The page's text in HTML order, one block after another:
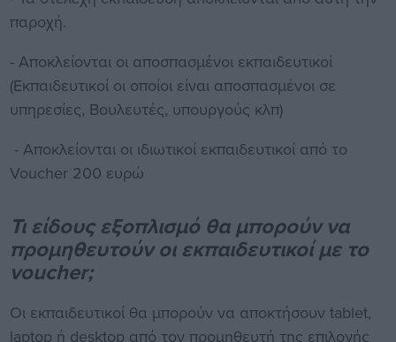
παροχή.
- Αποκλείονται οι αποσπασμένοι εκπαιδευτικοί
(Εκπαιδευτικοί οι οποίοι είναι αποσπασμένοι σε
υπηρεσίες, Βουλευτές, υπουργούς κλπ)
- Αποκλείονται οι ιδιωτικοί εκπαιδευτικοί από το
Voucher 200 ευρώ
Τι είδους εξοπλισμό θα μπορούν να
προμηθευτούν οι εκπαιδευτικοί με το
voucher;
Οι εκπαιδευτικοί θα μπορούν να αποκτήσουν tablet,
laptop ή desktop από τον προμηθευτή της επιλογής